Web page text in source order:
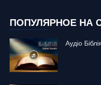
ПОПУЛЯРНОЕ НА
Аудіо